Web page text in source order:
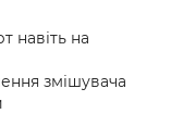
навіть на
змішувача